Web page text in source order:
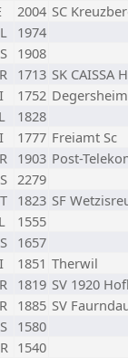
2004 SC
1974
1908
1713 SK CAISSA
1752 Degersheim
1828
1777 Freiamt Sc
1903 Post-
2279
1823 SF
1555
1657
1851 Therwil
1819 SV 1920
1885 SV
1580
1540